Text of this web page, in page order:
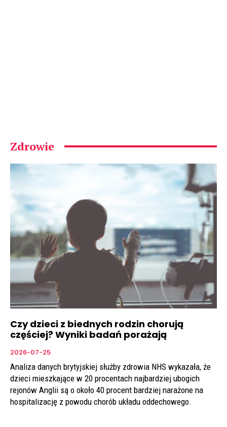
Zdrowie
Czy dzieci z biednych rodzin chorują
częściej? Wyniki badań porażają
2026-07-25
Analiza danych brytyjskiej służby zdrowia NHS wykazała, że
dzieci mieszkające w 20 procentach najbardziej ubogich
rejonów Anglii są o około 40 procent bardziej narażone na
hospitalizację z powodu chorób układu oddechowego.